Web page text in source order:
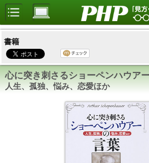
書籍
心に突き刺さるショーペンハウア
人生、孤独、悩み、恋愛ほか